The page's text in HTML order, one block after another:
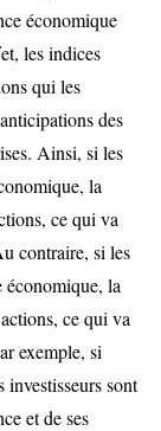
économique
les indices
qui les
des
Ainsi, si les
la
ce qui va
contraire, si les
économique, la
ce qui va
exemple, si
sont
et de ses